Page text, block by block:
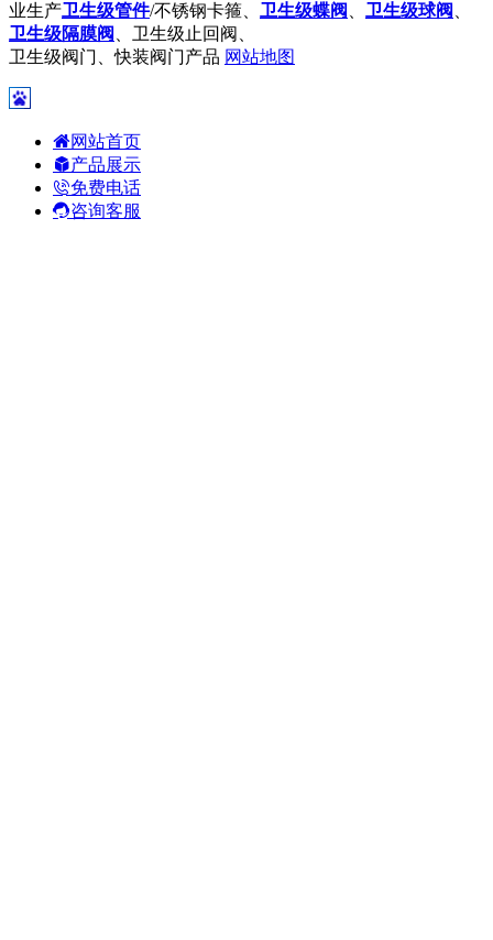
业生产卫生级管件/不锈钢卡箍、 卫生级蝶阀 、 卫生级球阀 、
卫生级隔膜阀 、卫生级止回阀、
卫生级阀门、快装阀门产品 网站地图
网站首页
产品展示
免费电话
咨询客服